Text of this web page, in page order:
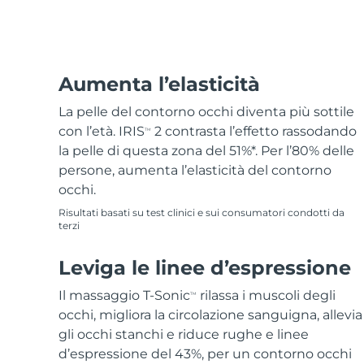
Aumenta l’elasticità
La pelle del contorno occhi diventa più sottile
con l’età. IRISTM
2 contrasta l’effetto rassodando
la pelle di questa zona del 51%*. Per l’80% delle
persone, aumenta l’elasticità del contorno
occhi.
Risultati basati su test clinici e sui consumatori condotti da
terzi
Leviga le linee d’espressione
Il massaggio T-SonicTM
rilassa i muscoli degli
occhi, migliora la circolazione sanguigna, allevia
gli occhi stanchi e riduce rughe e linee
d’espressione del 43%, per un contorno occhi
FAQ™ prodotti
FAQ™ prodotti
FAQ™ products
All toning treatments
PEACH™ 2
IPL hair removal
PEACH™ Cooling Prep Gel
Cooling IPL hair removal gel
LUNA™ 4 body
Massaging body brush
Trattamento anti-
acne
ESPADA™ 2 plus
Recurring acne LED therapy
Acne treatment device
ESPADA™ Blemish Solution
Concentrated acne gel
Dispositivi ESPADA™
Contorno occhi
BEAR™ 2 eyes & lips
Microcurrent line smoothing device
Rejuvenating eye massager
Skincare per contorno occhi
Advanced eye care treatment
Dispositivi per contorno occhi
Cura dei pori
KIWI™ derma
KIWI™
Blackhead remover
LUNA™ 4 hair
FLIP™ play advanced
LED light hairbrush
LUNA™ Dual-Peptide Scalp
Sbiancamento
dentale
NEW
issa™ Teeth Whitening Set
Dual LED + sonic device & 18% PAP gel
DI PIÙ